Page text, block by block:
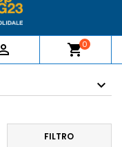
shopping_cart0
FILTRO